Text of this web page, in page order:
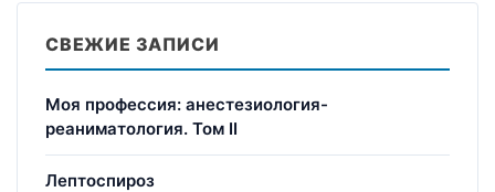
СВЕЖИЕ ЗАПИСИ
Моя профессия: анестезиология-
реаниматология. Том II
Лептоспироз